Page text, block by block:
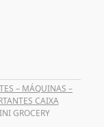
– MÁQUINAS –
CAIXA
GROCERY